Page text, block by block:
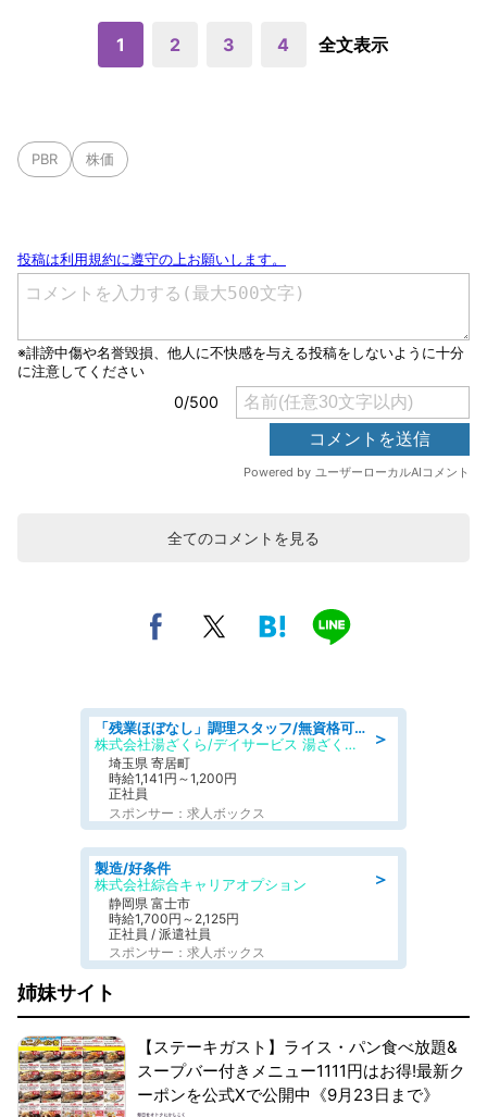
1 2 3 4 全文表示
PBR 株価
全てのコメントを見る
＞
「残業ほぼなし」調理スタッフ/無資格可/正職員/日勤のみ/デイサービス/社会保障完備
株式会社湯ざくら/デイサービス 湯ざくらケアリゾート
埼玉県 寄居町
時給1,141円～1,200円
正社員
スポンサー：求人ボックス
＞
製造/好条件
株式会社綜合キャリアオプション
静岡県 富士市
時給1,700円～2,125円
正社員 / 派遣社員
スポンサー：求人ボックス
姉妹サイト
【ステーキガスト】ライス・パン食べ放題&
スープバー付きメニュー1111円はお得!最新ク
ーポンを公式Xで公開中《9月23日まで》